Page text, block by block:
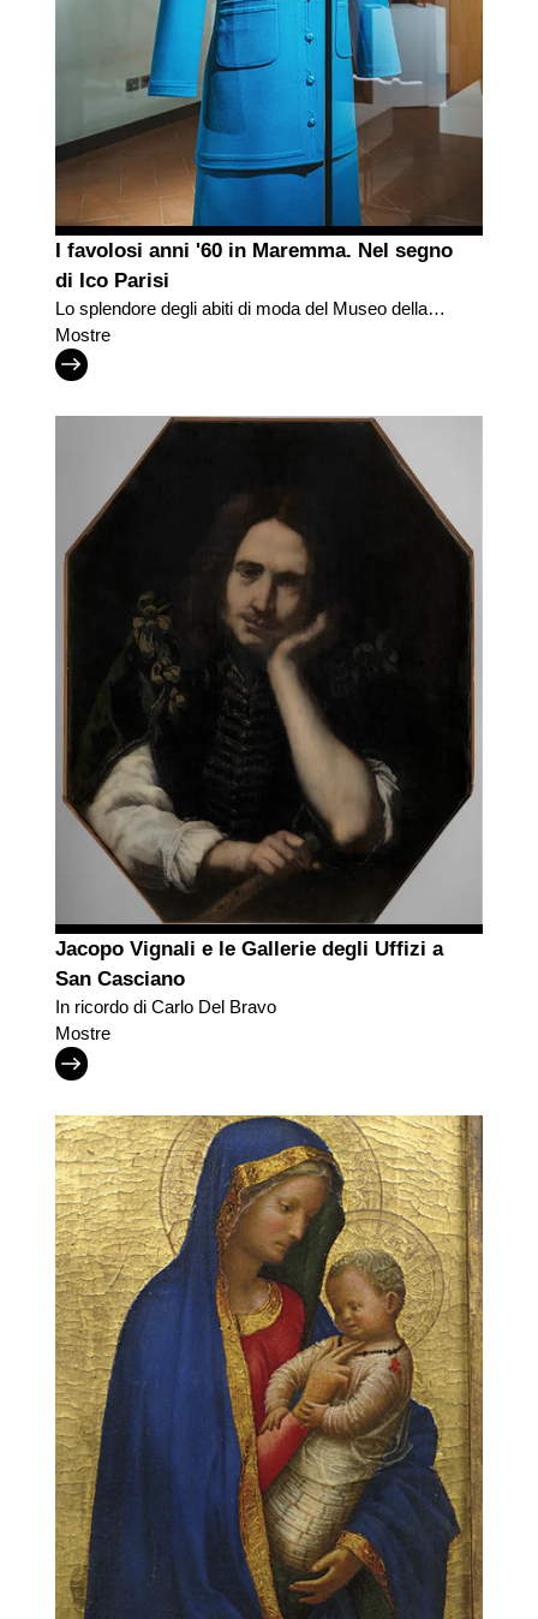
I favolosi anni '60 in Maremma. Nel segno
di Ico Parisi
Lo splendore degli abiti di moda del Museo della
Moda e del Costume di Palazzo Pitti ‘sfila’ a
Grosseto, per ricreare il dinamismo e
l'effervescenza della società della Bassa Toscana
nel secondo Dopoguerra
Mostre
Jacopo Vignali e le Gallerie degli Uffizi a
San Casciano
In ricordo di Carlo Del Bravo
Mostre